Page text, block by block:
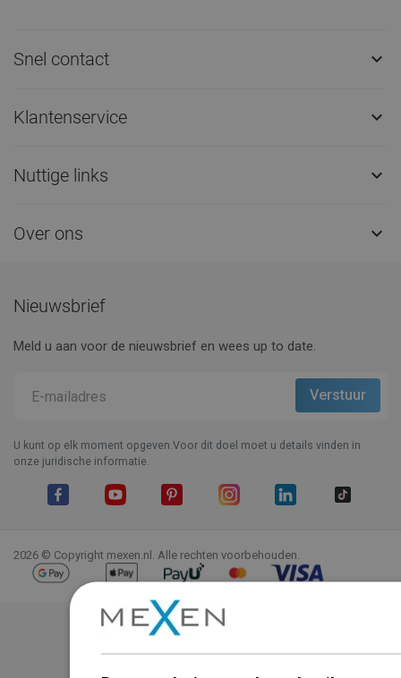
Snel contact 
Klantenservice 
Nuttige links 
Over ons 
Nieuwsbrief
Meld u aan voor de nieuwsbrief en wees up to date.
U kunt op elk moment opgeven.Voor dit doel moet u details vinden in
onze juridische informatie.
2026 © Copyright mexen.nl. Alle rechten voorbehouden.